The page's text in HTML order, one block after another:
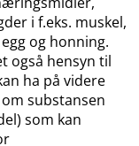
i f.eks. muskel,
og honning.
også hensyn til
ha på videre
substansen
som kan